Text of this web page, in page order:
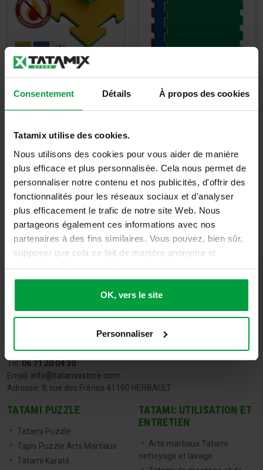
Consentement Détails À propos des cookies
Tatamix utilise des cookies.
Nous utilisons des cookies pour vous aider de manière
plus efficace et plus personnalisée. Cela nous permet de
personnaliser notre contenu et nos publicités, d'offrir des
fonctionnalités pour les réseaux sociaux et d'analyser
plus efficacement le trafic de notre site Web. Nous
partageons également ces informations avec nos
partenaires à des fins similaires. Vous pouvez, bien sûr,
supposer que cela se fait de manière anonyme et
sécurisée. Cliquez sur 'Ok, vers le site' pour tout
accepter ou ajustez manuellement vos préférences.
OK, vers le site
Personnaliser
1,4cm
16,00€
19,20 €TTC
Détails
B14FR-50 - KIT 8
PIÈCES
43,20€TTC
Détails
Tel:06 71 20 04 30
Email: info@tatamixstore.com
Adresse: 8, rue des Frênes 41190 HERBAULT
TATAMI PUZZLE
Tatami Puzzle
Tapis Puzzle Arts Martiaux
Tatami Karaté
TATAMI: UTILISATION ET
ENTRETIEN
Arts martiaux Tatami
nettoyage et lavage